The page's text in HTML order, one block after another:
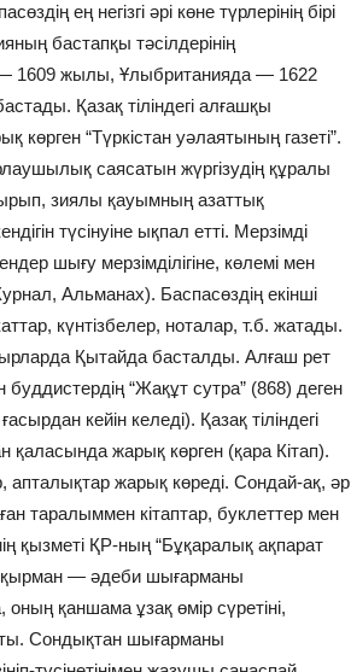
ең негізгі әрі көне түрлерінің бірі
бастапқы тәсілдерінің
— 1609 жылы, Ұлыбританияда — 1622
Қазақ тіліндегі алғашқы
“Түркістан уәлаятының газеті”.
саясатын жүргізудің құралы
зиялы қауымның азаттық
түсінуіне ықпал етті. Мерзімді
шығу мерзімділігіне, көлемі мен
Альманах). Баспасөздің екінші
күнтізбелер, ноталар, т.б. жатады.
Қытайда басталды. Алғаш рет
“Жақұт сутра” (868) деген
кейін келеді). Қазақ тіліндегі
жарық көрген (қара Кітап).
апталықтар жарық көреді. Сондай-ақ, әр
таралыммен кітаптар, буклеттер мен
қызметі ҚР-ның “Бұқаралық ақпарат
— әдеби шығарманы
қаншама ұзақ өмір сүретіні,
Сондықтан шығарманы